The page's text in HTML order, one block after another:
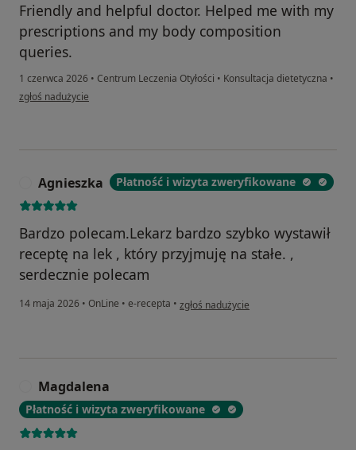
Friendly and helpful doctor. Helped me with my
prescriptions and my body composition
queries.
1 czerwca 2026 • Centrum Leczenia Otyłości • Konsultacja dietetyczna •
w opinii użytkownika Markus S.
zgłoś nadużycie
Agnieszka Płatność i wizyta zweryfikowane
Bardzo polecam.Lekarz bardzo szybko wystawił
receptę na lek , który przyjmuję na stałe. ,
serdecznie polecam
14 maja 2026 • OnLine • e-recepta • w opinii użytkownika Agnieszka
zgłoś nadużycie
Magdalena
Płatność i wizyta zweryfikowane